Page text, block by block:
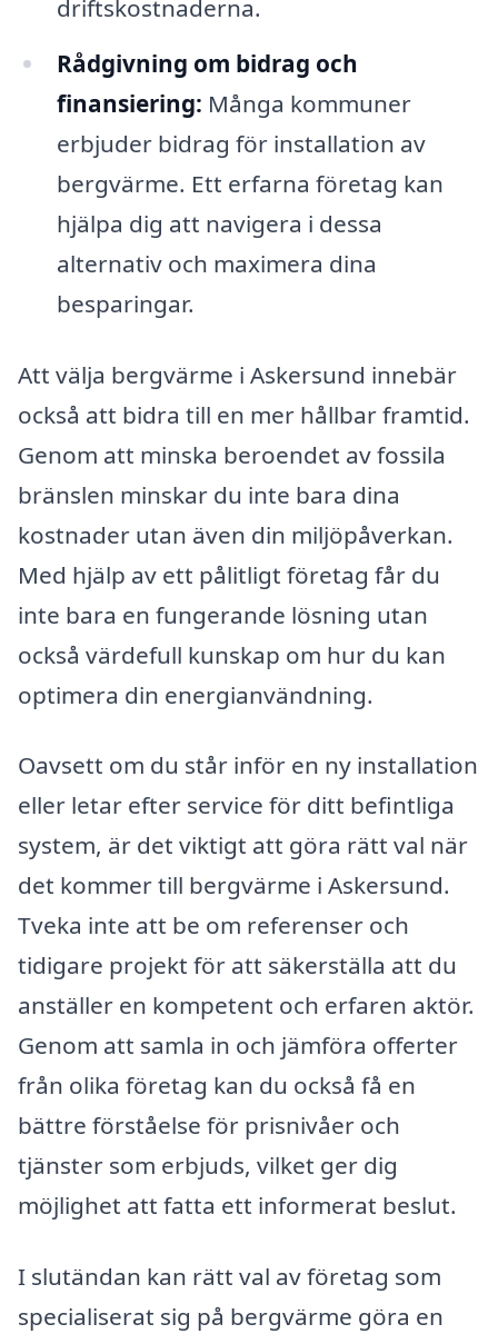
driftskostnaderna.
Rådgivning om bidrag och
finansiering: Många kommuner
erbjuder bidrag för installation av
bergvärme. Ett erfarna företag kan
hjälpa dig att navigera i dessa
alternativ och maximera dina
besparingar.
Att välja bergvärme i Askersund innebär
också att bidra till en mer hållbar framtid.
Genom att minska beroendet av fossila
bränslen minskar du inte bara dina
kostnader utan även din miljöpåverkan.
Med hjälp av ett pålitligt företag får du
inte bara en fungerande lösning utan
också värdefull kunskap om hur du kan
optimera din energianvändning.
Oavsett om du står inför en ny installation
eller letar efter service för ditt befintliga
system, är det viktigt att göra rätt val när
det kommer till bergvärme i Askersund.
Tveka inte att be om referenser och
tidigare projekt för att säkerställa att du
anställer en kompetent och erfaren aktör.
Genom att samla in och jämföra offerter
från olika företag kan du också få en
bättre förståelse för prisnivåer och
tjänster som erbjuds, vilket ger dig
möjlighet att fatta ett informerat beslut.
I slutändan kan rätt val av företag som
specialiserat sig på bergvärme göra en